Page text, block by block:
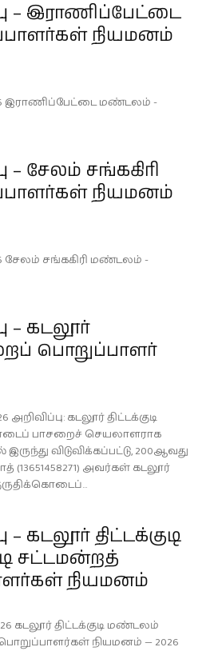
– இராணிப்பேட்டை
நியமனம்
இராணிப்பேட்டை மண்டலம் -
சேலம் சங்ககிரி
நியமனம்
சேலம் சங்ககிரி மண்டலம் -
– கடலூர்
பொறுப்பாளர்
அறிவிப்பு: கடலூர் திட்டக்குடி
பாசறைச் செயலாளராக
விடுவிக்கப்பட்டு, 200ஆவது
அவர்கள் கடலூர்
கடலூர் திட்டக்குடி
சட்டமன்றத்
நியமனம்
கடலூர் திட்டக்குடி மண்டலம்
பொறுப்பாளர்கள் நியமனம் — 2026